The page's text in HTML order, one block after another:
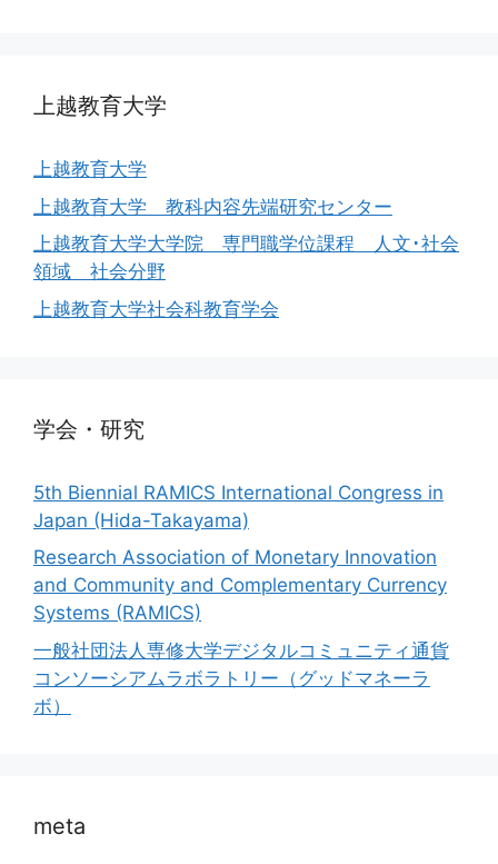
上越教育大学
上越教育大学
上越教育大学 教科内容先端研究センター
上越教育大学大学院 専門職学位課程 人文･社会
領域 社会分野
上越教育大学社会科教育学会
学会・研究
5th Biennial RAMICS International Congress in
Japan (Hida-Takayama)
Research Association of Monetary Innovation
and Community and Complementary Currency
Systems (RAMICS)
一般社団法人専修大学デジタルコミュニティ通貨
コンソーシアムラボラトリー（グッドマネーラ
ボ）
meta